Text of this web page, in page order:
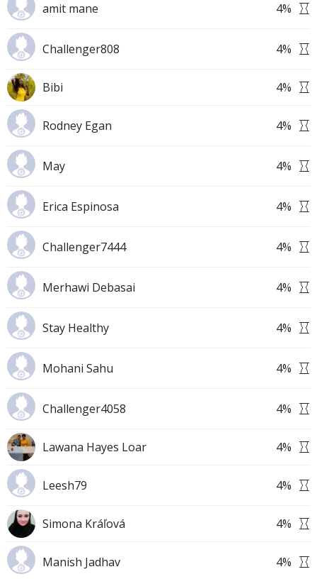
amit mane 4%
Challenger808 4%
Bibi 4%
Rodney Egan 4%
May 4%
Erica Espinosa 4%
Challenger7444 4%
Merhawi Debasai 4%
Stay Healthy 4%
Mohani Sahu 4%
Challenger4058 4%
Lawana Hayes Loar 4%
Leesh79 4%
Simona Kráľová 4%
Manish Jadhav 4%